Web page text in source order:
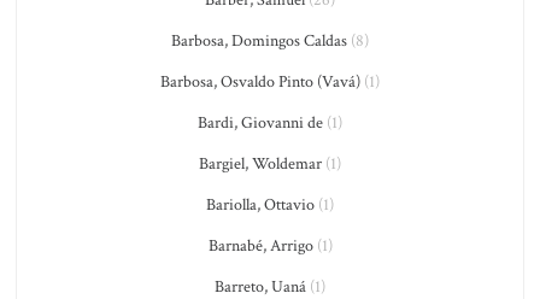
Barbosa, Domingos Caldas (8)
Barbosa, Osvaldo Pinto (Vavá) (1)
Bardi, Giovanni de (1)
Bargiel, Woldemar (1)
Bariolla, Ottavio (1)
Barnabé, Arrigo(1)
Barreto, Uaná (1)